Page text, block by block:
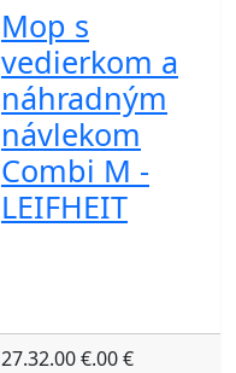
Mop s
vedierkom a
náhradným
návlekom
Combi M -
LEIFHEIT
27.32.00 €.00 €